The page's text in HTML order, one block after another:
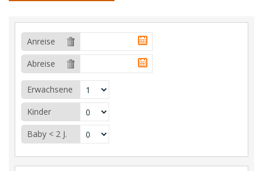
Anreise
Abreise
Erwachsene
Kinder
Baby < 2 J.